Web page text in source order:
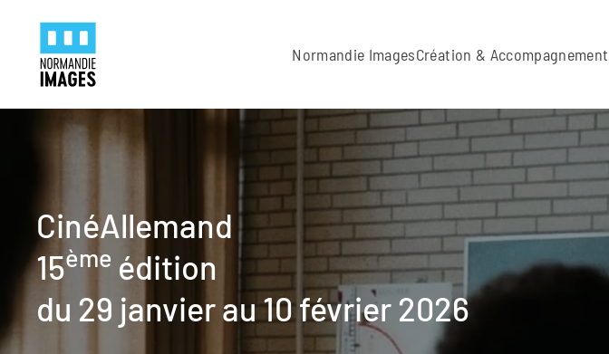
Skip to main content
Normandie ImagesCréation & Accompagnement
CinéAllemand
15ème édition
du 29 janvier au 10 février 2026